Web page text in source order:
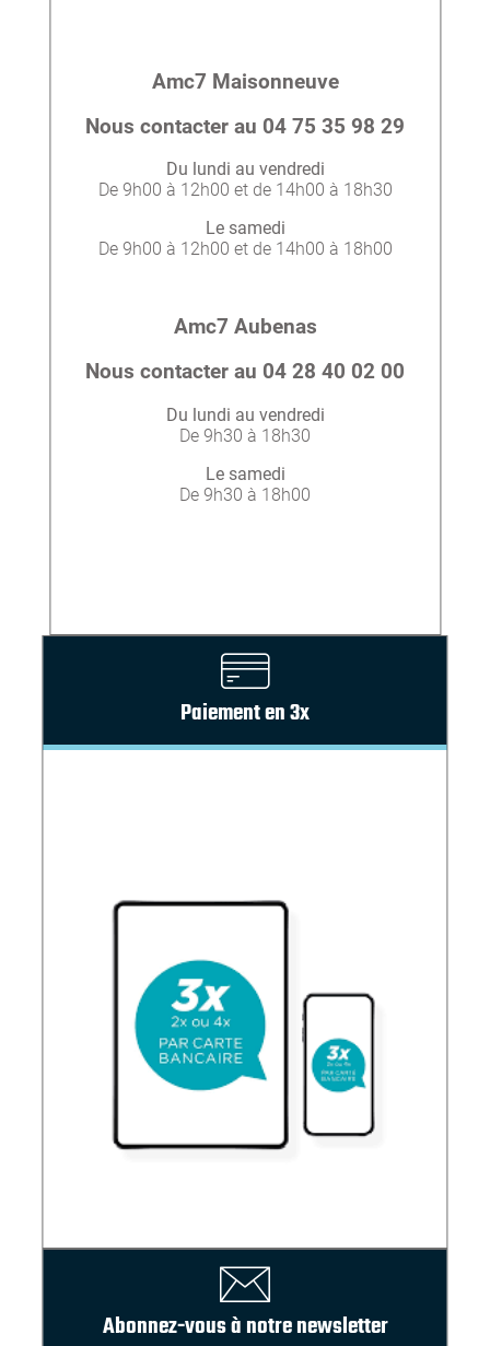
Amc7 Maisonneuve
Nous contacter au 04 75 35 98 29
Du lundi au vendredi
De 9h00 à 12h00 et de 14h00 à 18h30
Le samedi
De 9h00 à 12h00 et de 14h00 à 18h00
Amc7 Aubenas
Nous contacter au 04 28 40 02 00
Du lundi au vendredi
De 9h30 à 18h30
Le samedi
De 9h30 à 18h00
Paiement en 3x
Abonnez-vous à notre newsletter